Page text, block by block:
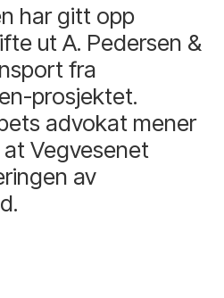
har gitt opp
ut A. Pedersen &
fra
prosjektet.
advokat mener
Vegvesenet
av